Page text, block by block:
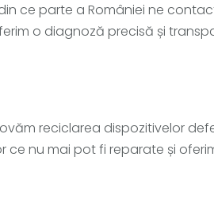
ce parte a României ne
o diagnoză precisă și
reciclarea dispozitivelor
ce nu mai pot fi reparate și